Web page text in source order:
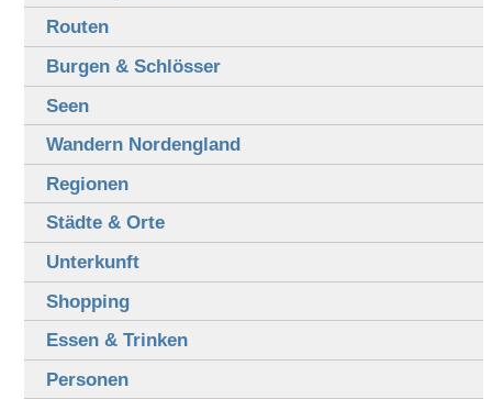
Routen
Burgen & Schlösser
Seen
Wandern Nordengland
Regionen
Städte & Orte
Unterkunft
Shopping
Essen & Trinken
Personen